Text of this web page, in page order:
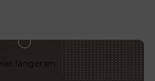
langer en